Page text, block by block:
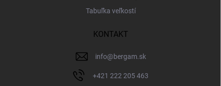
Tabuľka veľkostí
KONTAKT
info@bergam.sk
+421 222 205 463